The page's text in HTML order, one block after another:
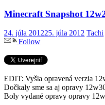
Minecraft Snapshot
24. júla 201225. júla 2012 Tachi
Follow
EDIT: Vyšla opravená verzia
Dočkaly sme sa aj opravy
Boly vydané opravy opravy